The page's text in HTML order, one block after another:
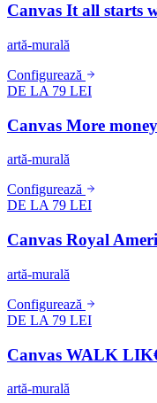
Canvas It all starts
artă-murală
Configurează
DE LA 79 LEI
Canvas More
artă-murală
Configurează
DE LA 79 LEI
Canvas Royal
artă-murală
Configurează
DE LA 79 LEI
Canvas WALK
artă-murală